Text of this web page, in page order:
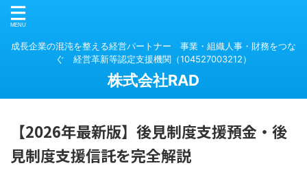
成長企業の混沌を整える経営パートナー 事業・組織人事・財務をつな
ぐ 経営革新等認定支援機関（104527003212）
株式会社RAD
【2026年最新版】後見制度支援預金・後
見制度支援信託を完全解説